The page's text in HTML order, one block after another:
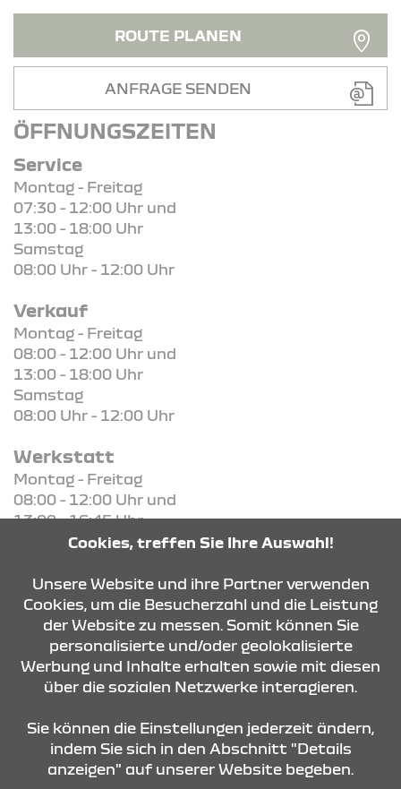
ROUTE PLANEN
ANFRAGE SENDEN
ÖFFNUNGSZEITEN
Service
Montag - Freitag
07:30 - 12:00 Uhr und
13:00 - 18:00 Uhr
Samstag
08:00 Uhr - 12:00 Uhr
Verkauf
Montag - Freitag
08:00 - 12:00 Uhr und
13:00 - 18:00 Uhr
Samstag
08:00 Uhr - 12:00 Uhr
Werkstatt
Montag - Freitag
08:00 - 12:00 Uhr und
13:00 - 16:45 Uhr
KONTAKT & ANFAHRT
ÖFFNUNGSZEITEN
STANDORTE
Cookies, treffen Sie Ihre Auswahl!
Unsere Website und ihre Partner verwenden
Cookies, um die Besucherzahl und die Leistung
der Website zu messen. Somit können Sie
personalisierte und/oder geolokalisierte
Werbung und Inhalte erhalten sowie mit diesen
über die sozialen Netzwerke interagieren.
Sie können die Einstellungen jederzeit ändern,
indem Sie sich in den Abschnitt "Details
anzeigen" auf unserer Website begeben.